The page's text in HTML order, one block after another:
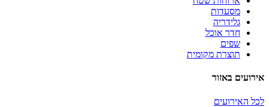
מסעדות
גלידריה
חדר אוכל
שפים
תוצרת מקומית
אירועים באזור
לכל האירועים